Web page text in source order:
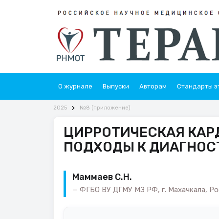
О журнале Выпуски Авторам Стандарты
2025 №8 (приложение)
ЦИРРОТИЧЕСКАЯ
ПОДХОДЫ К
Маммаев С.Н.
ФГБО ВУ ДГМУ МЗ РФ, г. Махачкала,